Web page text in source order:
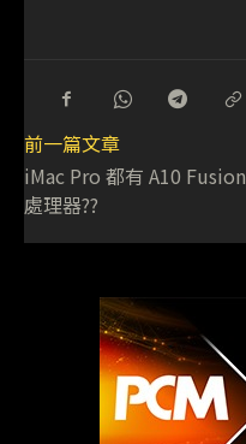
前一篇文章
iMac Pro 都有 A10 Fusion
處理器??